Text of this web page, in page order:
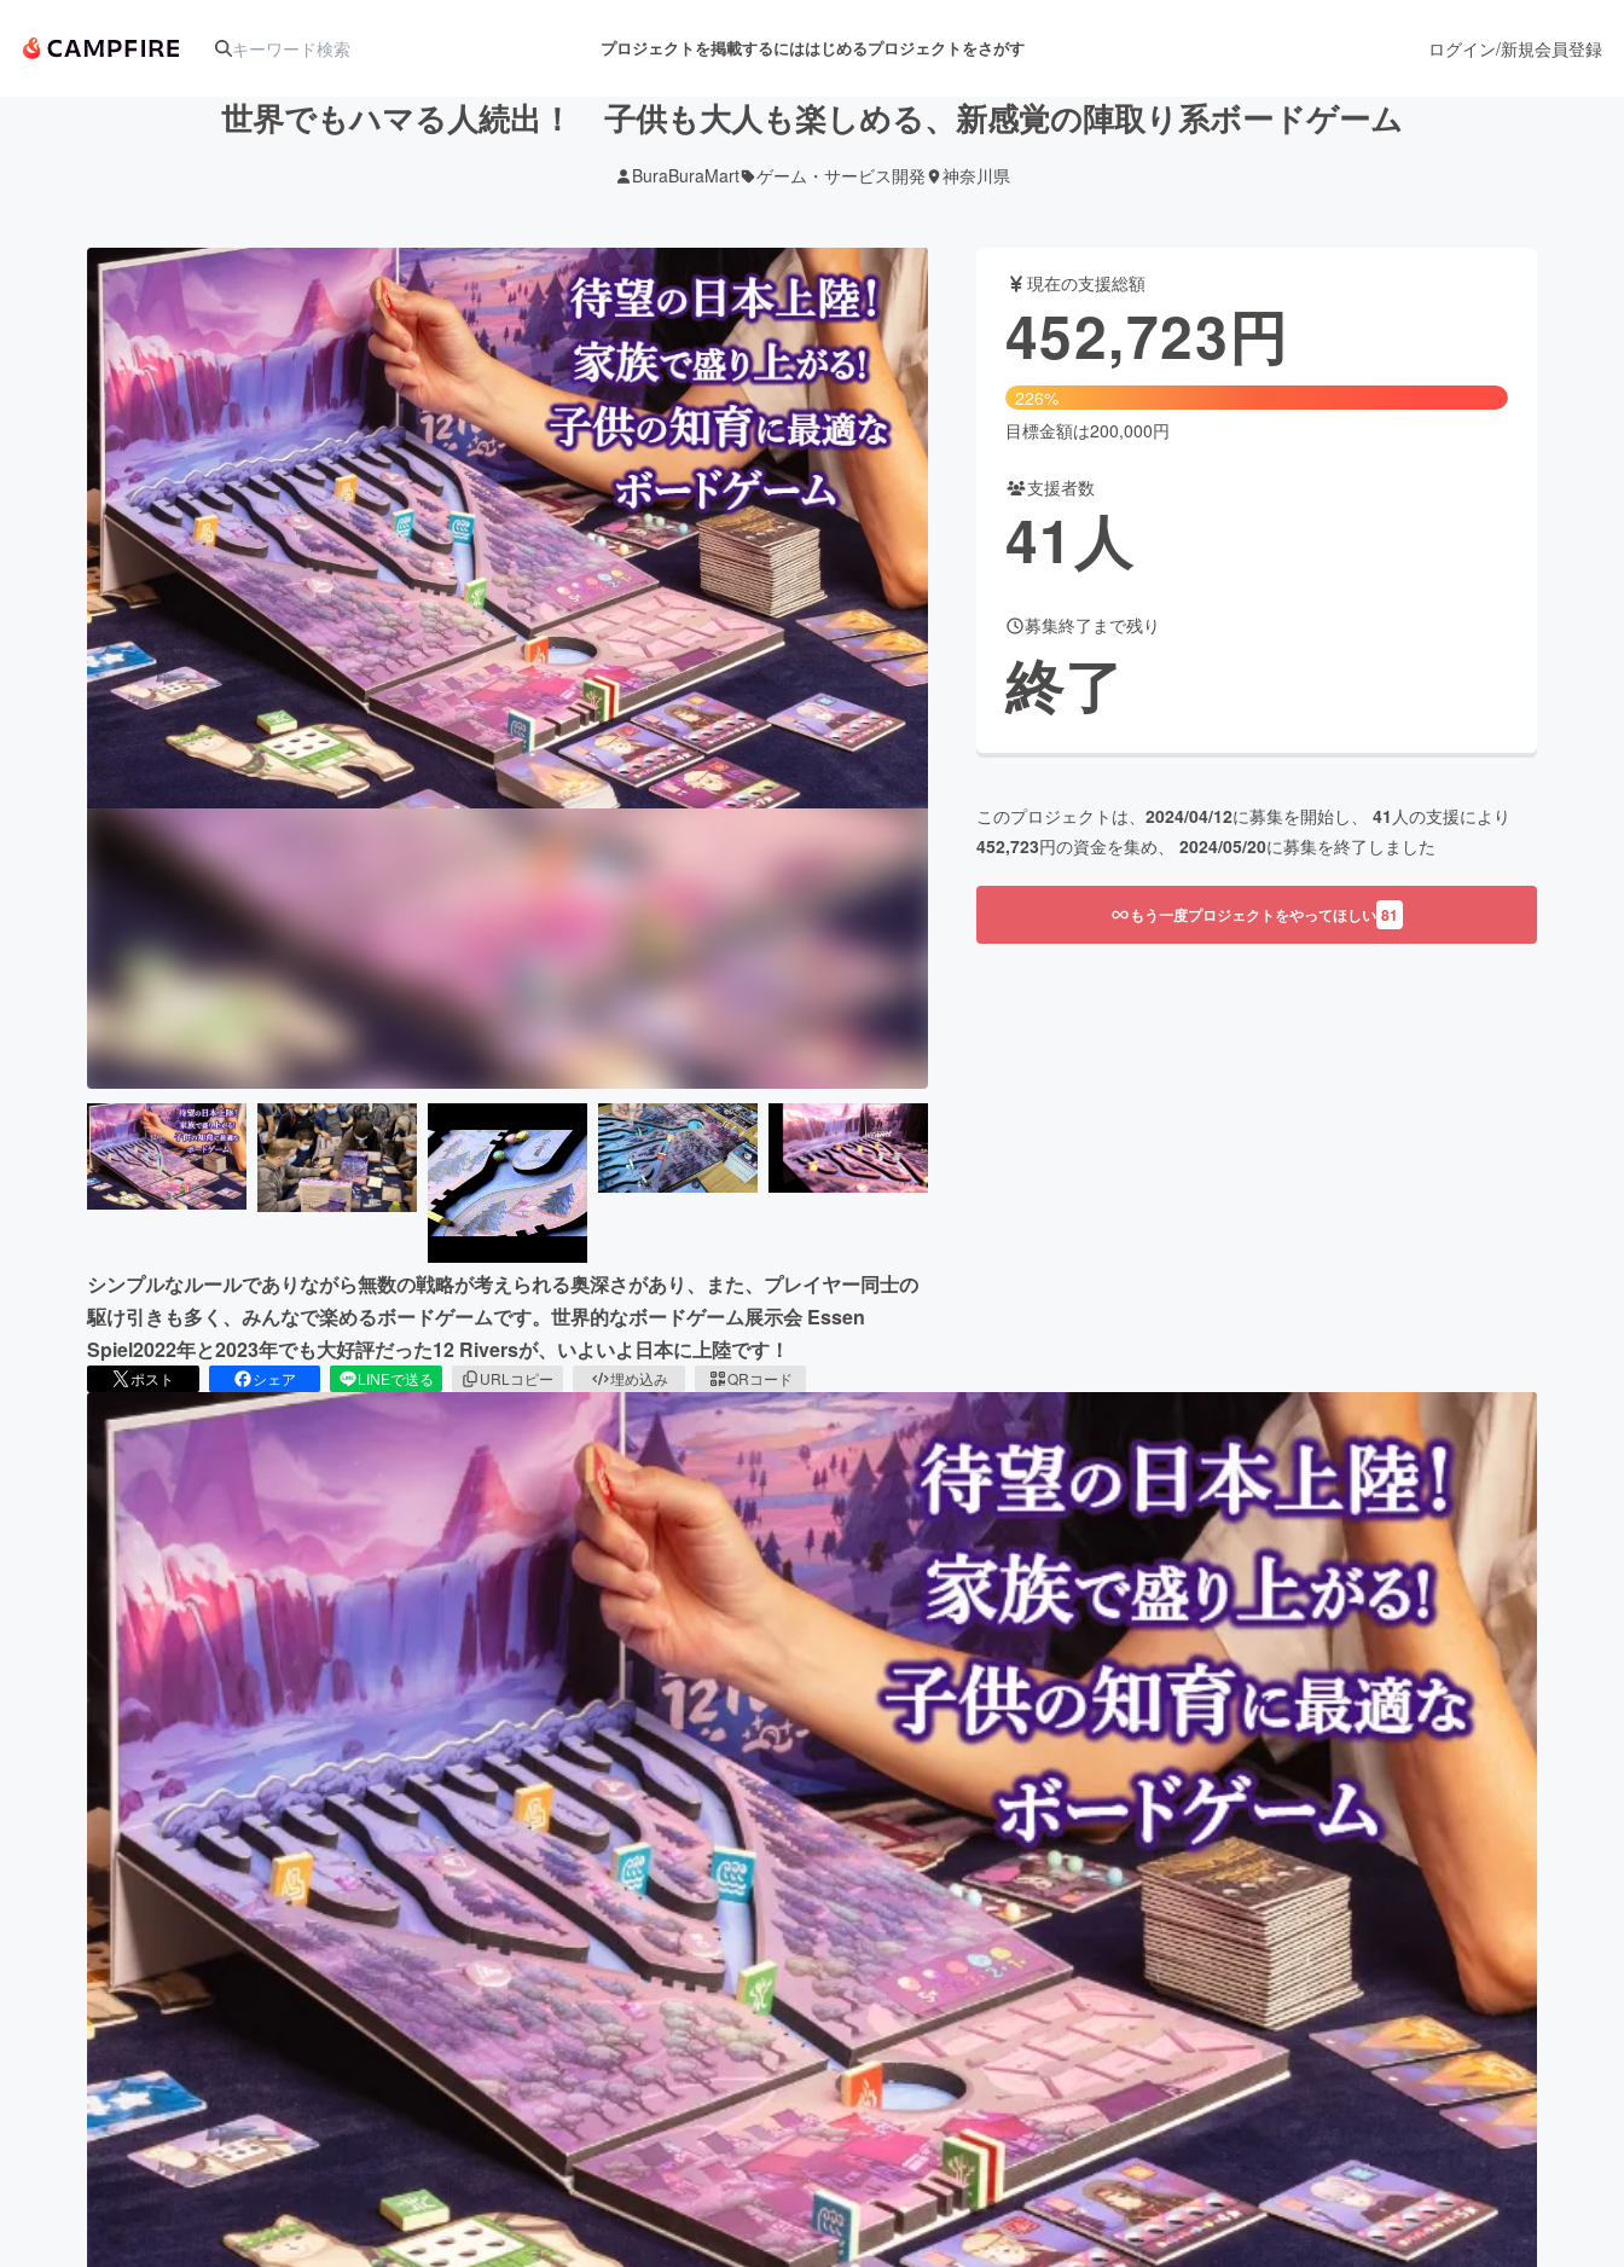
プロジェクトを掲載するにははじめるプロジェクトをさがす
アート・写真 音楽 舞台・パフォーマンス
テクノロジー・ガジェット ゲーム・サービス開発 フード・飲食店 ファッション
映像・映画 書籍・雑誌出版 アニメ・漫画
ビジネス・起業 チャレンジ ビューティー・ヘルスケア
まちづくり・地域活性化
CAMPFIRE for Social GoodCAMPFIRE Creation
CAMPFIREふるさと納税
machi-yaコミュニティ
ログイン/新規会員登録
世界でもハマる人続出！ 子供も大人も楽しめる、新感覚の陣取り系ボードゲーム
BuraBuraMart ゲーム・サービス開発 神奈川県
シンプルなルールでありながら無数の戦略が考えられる奥深さがあり、また、プレイヤー同士の
駆け引きも多く、みんなで楽めるボードゲームです。世界的なボードゲーム展示会 Essen
Spiel2022年と2023年でも大好評だった12 Riversが、いよいよ日本に上陸です！
ポスト シェア LINEで送る URLコピー 埋め込み QRコード
現在の支援総額
452,723円
226%
目標金額は200,000円
支援者数
41 人
募集終了まで残り
終了
このプロジェクトは、 2024/04/12に募集を開始し、 41 人の支援により
452,723円の資金を集め、 2024/05/20に募集を終了しました
もう一度プロジェクトをやってほしい 81